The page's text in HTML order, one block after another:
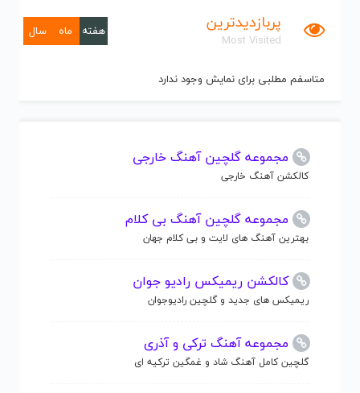
پربازدیدترین
Most Visited
هفته ماه سال
متاسفم مطلبی برای نمایش وجود ندارد
مجموعه گلچین آهنگ خارجی
کالکشن آهنگ خارجی
مجموعه گلچین آهنگ بی کلام
بهترین آهنگ های لایت و بی کلام جهان
کالکشن ریمیکس رادیو جوان
ریمیکس های جدید و گلچین رادیوجوان
مجموعه آهنگ ترکی و آذری
گلچین کامل آهنگ شاد و غمگین ترکیه ای